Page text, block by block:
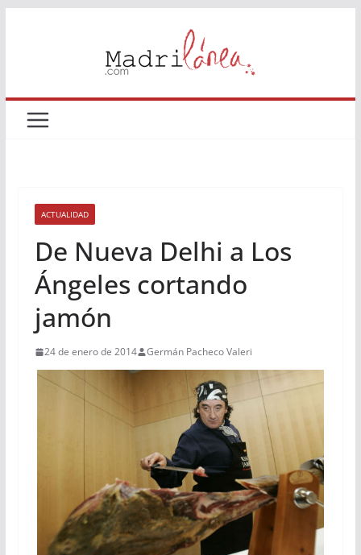
ACTUALIDAD
De Nueva Delhi a Los
Ángeles cortando
jamón
24 de enero de 2014 Germán Pacheco Valeri